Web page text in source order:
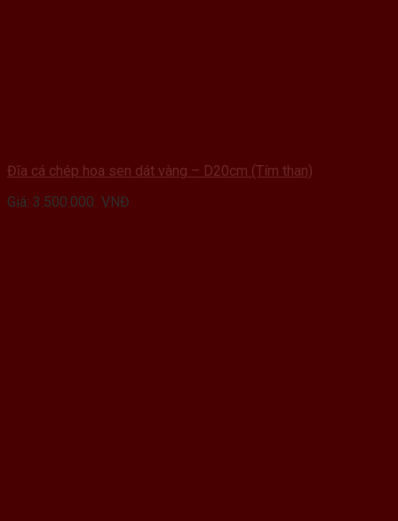
Đĩa cá chép hoa sen dát vàng – D20cm (Tím than)
Giá: 3.500.000 VNĐ